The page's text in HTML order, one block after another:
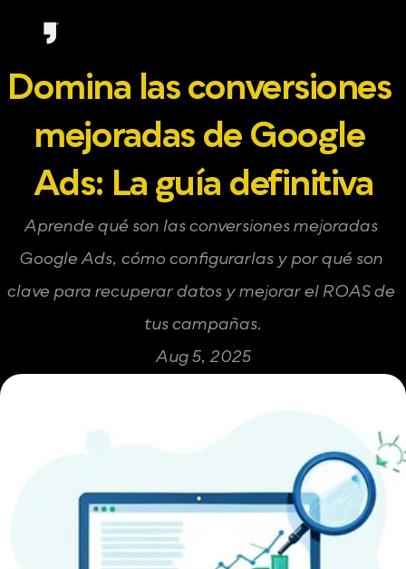
Domina las conversiones
mejoradas de Google
Ads: La guía definitiva
Aprende qué son las conversiones mejoradas
Google Ads, cómo configurarlas y por qué son
clave para recuperar datos y mejorar el ROAS de
tus campañas.
Aug 5, 2025